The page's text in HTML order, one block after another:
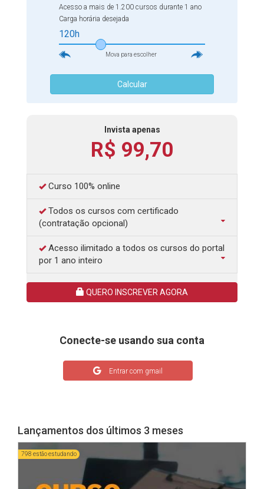
amplie seus horizontes!
Acesso a mais de 1.200 cursos durante 1 ano
Carga horária desejada
120h
Mova para escolher
Calcular
Invista apenas
R$ 99,70
Curso 100% online
Todos os cursos com certificado
(contratação opcional)
Acesso ilimitado a todos os cursos do portal
por 1 ano inteiro
QUERO INSCREVER AGORA
Conecte-se usando sua conta
Entrar com gmail
Lançamentos dos últimos 3 meses
798 estão estudando